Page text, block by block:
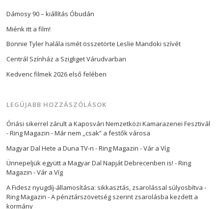
Dámosy 90 – kiállítás Óbudán
Miénk itt a film!
Bonnie Tyler halála ismét összetörte Leslie Mandoki szívét
Centrál Színház a Szigliget Várudvarban
Kedvenc filmek 2026 első felében
LEGÚJABB HOZZÁSZÓLÁSOK
Óriási sikerrel zárult a Kaposvári Nemzetközi Kamarazenei Fesztivál
- Ring Magazin -Már nem ,,csak” a festők városa
Magyar Dal Hete a Duna TV-n - Ring Magazin -Vár a Víg
Ünnepeljük együtt a Magyar Dal Napját Debrecenben is! - Ring
Magazin -Vár a Víg
A Fidesz nyugdíj-államosítása: sikkasztás, zsarolással súlyosbítva -
Ring Magazin -A pénztárszövetség szerint zsarolásba kezdett a
kormány